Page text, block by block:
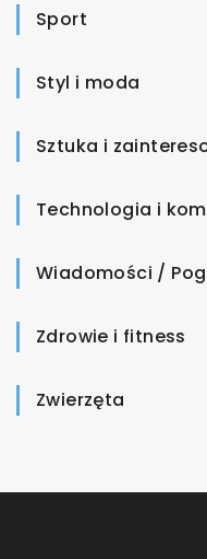
Sport
Styl i moda
Sztuka i
Technologia i
Wiadomości /
Zdrowie i fitness
Zwierzęta